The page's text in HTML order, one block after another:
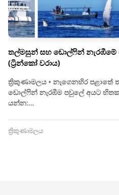
තල්මසුන් සහ ඩොල්ෆින් නැරඹීමේ
(ට්‍රින්කෝ වරාය)
ත්‍රිකුණාමලය • නැගෙනහිර
ඩොල්ෆින් නැරඹීම පවුලේ අයට
යන්න:…
ත්‍රිකුණාමලය